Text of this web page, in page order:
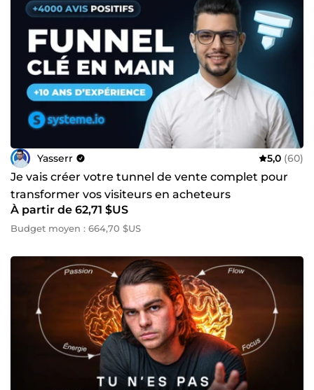
Yasserr 5,0 (60)
Je vais créer votre tunnel de vente complet pour
transformer vos visiteurs en acheteurs
À partir de 62,71 $US
Budget moyen : 664,70 $US